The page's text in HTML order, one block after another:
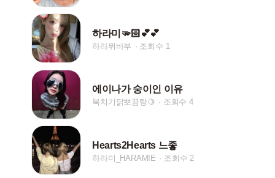
하라미🫳🏻💕💕
하라뮈바부 조회수 1
에이나가 숭이인 이유
북치기닭뽀끔탕🍋 조회수 4
Hearts2Hearts 느좋
하라미_HARAMIE 조회수 2